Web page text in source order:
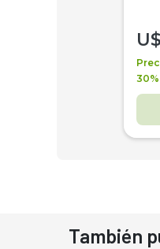
U$
También